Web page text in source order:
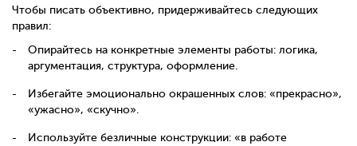
Чтобы писать объективно, придерживайтесь следующих
правил:
Опирайтесь на конкретные элементы работы: логика,
аргументация, структура, оформление.
Избегайте эмоционально окрашенных слов: «прекрасно»,
«ужасно», «скучно».
Используйте безличные конструкции: «в работе